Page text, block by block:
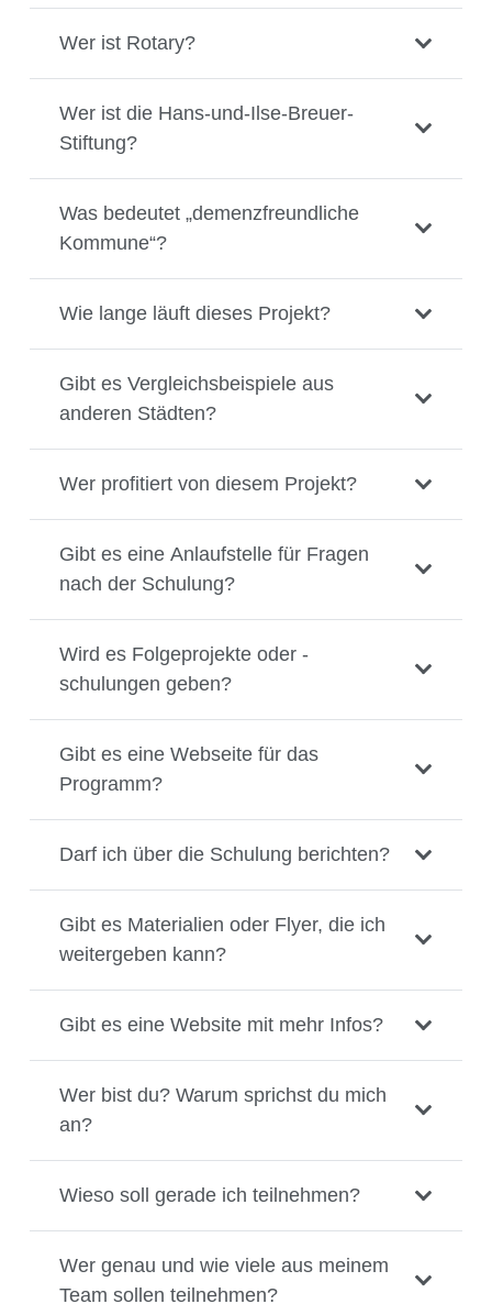
Wer ist Rotary?
Wer ist die Hans-und-Ilse-Breuer-
Stiftung?
Was bedeutet „demenzfreundliche
Kommune“?
Wie lange läuft dieses Projekt?
Gibt es Vergleichsbeispiele aus
anderen Städten?
Wer profitiert von diesem Projekt?
Gibt es eine Anlaufstelle für Fragen
nach der Schulung?
Wird es Folgeprojekte oder -
schulungen geben?
Gibt es eine Webseite für das
Programm?
Darf ich über die Schulung berichten?
Gibt es Materialien oder Flyer, die ich
weitergeben kann?
Gibt es eine Website mit mehr Infos?
Wer bist du? Warum sprichst du mich
an?
Wieso soll gerade ich teilnehmen?
Wer genau und wie viele aus meinem
Team sollen teilnehmen?